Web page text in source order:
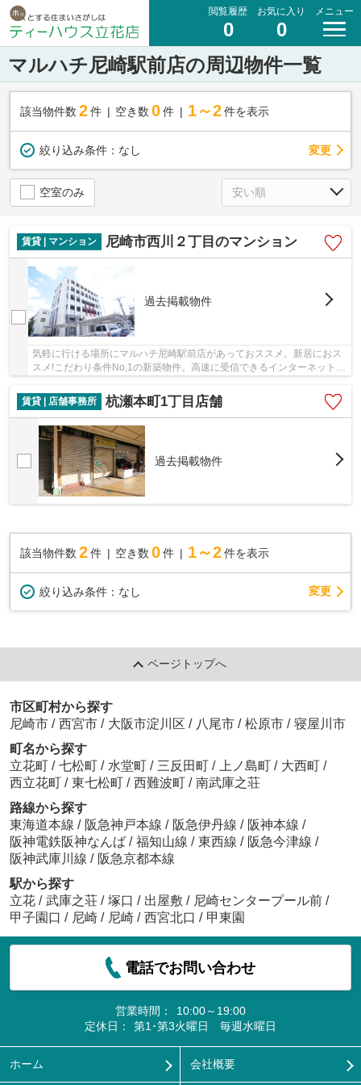
閲覧履歴
0
お気に入り
0
メニュー
マルハチ尼崎駅前店の周辺物件一覧
該当物件数 2件 空き数 0 件 1～2 件を表示
絞り込み条件： なし 変更
空室のみ
賃貸 | マンション 尼崎市西川２丁目のマンション
過去掲載物件
気軽に行ける場所にマルハチ尼崎駅前店があっておススメ。新居におス
スメ!こだわり条件No,1の新築物件。高速に受信できるインターネットな
賃貸 | 店舗事務所
杭瀬本町1丁目店舗
過去掲載物件
該当物件数 2件 空き数 0 件 1～2 件を表示
絞り込み条件： なし 変更
ページトップへ
市区町村から探す
尼崎市 / 西宮市 / 大阪市淀川区 / 八尾市 / 松原市 / 寝屋川市
町名から探す
立花町 / 七松町 / 水堂町 / 三反田町 / 上ノ島町 / 大西町 /
西立花町 / 東七松町 / 西難波町 / 南武庫之荘
路線から探す
東海道本線 / 阪急神戸本線 / 阪急伊丹線 / 阪神本線 /
阪神電鉄阪神なんば / 福知山線 / 東西線 / 阪急今津線 /
阪神武庫川線 / 阪急京都本線
駅から探す
立花 / 武庫之荘 / 塚口 / 出屋敷 / 尼崎センタープール前 /
甲子園口 / 尼崎 / 尼崎 / 西宮北口 / 甲東園
電話でお問い合わせ
営業時間：
10:00～19:00
定休日：
第1･第3火曜日 毎週水曜日
ホーム 会社概要